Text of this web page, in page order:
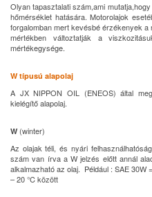
Olyan tapasztalati szám,ami
hőmérséklet hatására. Motorolajok
forgalomban mert kevésbé érzékenyek
mértékben változtatják a
mértékegysége.
W típusú alapolaj
A JX NIPPON OIL (ENEOS) által
kielégítő alapolaj.
W (winter)
Az olajak téli, és nyári
szám van írva a W jelzés előtt annál
alkalmazható az olaj. Például : SAE 30W
– 20 °C között